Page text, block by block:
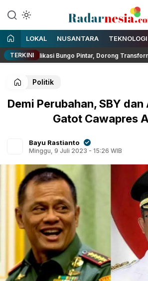
Radarnesia
Enak Dibaca
LOKAL NUSANTARA TEKNOLOGI
TERKINI
Aplikasi Bungo Pintar, Dorong Transformasi
Politik
Demi Perubahan, SBY
Gatot Cawapres
Bayu Rastianto
Minggu, 9 Juli 2023 - 15:26 WIB